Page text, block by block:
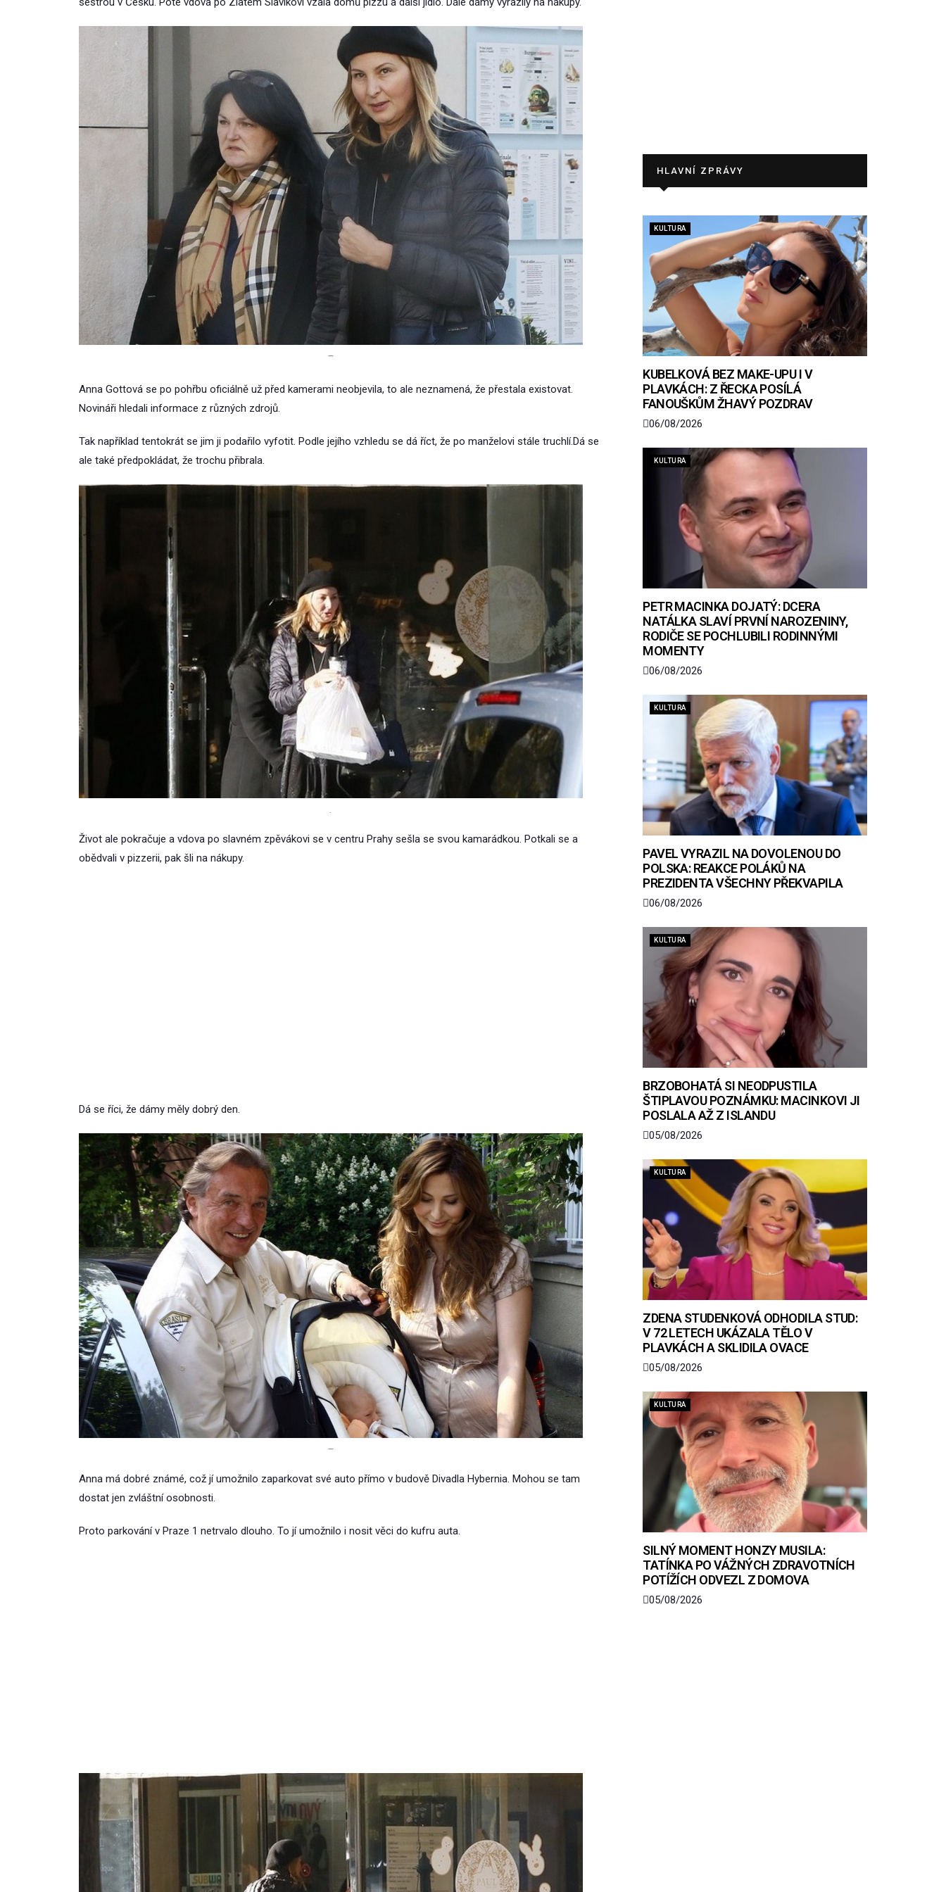
–
Anna Gottová se po pohřbu oficiálně už před kamerami neobjevila, to ale neznamená, že přestala existovat.
Novináři hledali informace z různých zdrojů.
Tak například tentokrát se jim ji podařilo vyfotit. Podle jejího vzhledu se dá říct, že po manželovi stále truchlí.Dá se
ale také předpokládat, že trochu přibrala.
.
Život ale pokračuje a vdova po slavném zpěvákovi se v centru Prahy sešla se svou kamarádkou. Potkali se a
obědvali v pizzerii, pak šli na nákupy.
Dá se říci, že dámy měly dobrý den.
–
Anna má dobré známé, což jí umožnilo zaparkovat své auto přímo v budově Divadla Hybernia. Mohou se tam
dostat jen zvláštní osobnosti.
Proto parkování v Praze 1 netrvalo dlouho. To jí umožnilo i nosit věci do kufru auta.
HLAVNÍ ZPRÁVY
KULTURA
KUBELKOVÁ BEZ MAKE-UPU I V
PLAVKÁCH: Z ŘECKA POSÍLÁ
FANOUŠKŮM ŽHAVÝ POZDRAV
06/08/2026
KULTURA
PETR MACINKA DOJATÝ: DCERA
NATÁLKA SLAVÍ PRVNÍ NAROZENINY,
RODIČE SE POCHLUBILI RODINNÝMI
MOMENTY
06/08/2026
KULTURA
PAVEL VYRAZIL NA DOVOLENOU DO
POLSKA: REAKCE POLÁKŮ NA
PREZIDENTA VŠECHNY PŘEKVAPILA
06/08/2026
KULTURA
BRZOBOHATÁ SI NEODPUSTILA
ŠTIPLAVOU POZNÁMKU: MACINKOVI JI
POSLALA AŽ Z ISLANDU
05/08/2026
KULTURA
ZDENA STUDENKOVÁ ODHODILA STUD:
V 72 LETECH UKÁZALA TĚLO V
PLAVKÁCH A SKLIDILA OVACE
05/08/2026
KULTURA
SILNÝ MOMENT HONZY MUSILA:
TATÍNKA PO VÁŽNÝCH ZDRAVOTNÍCH
POTÍŽÍCH ODVEZL Z DOMOVA
05/08/2026